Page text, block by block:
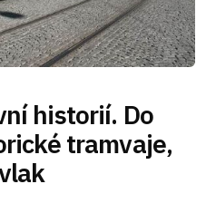
historií. Do
tramvaje,